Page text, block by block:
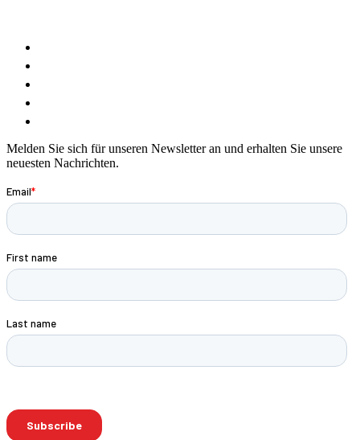
Melden Sie sich für unseren Newsletter an und erhalten Sie unsere
neuesten Nachrichten.